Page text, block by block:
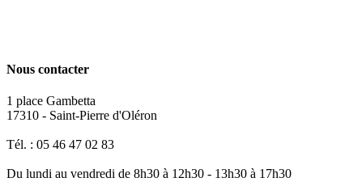
Nous contacter
1 place Gambetta
17310 - Saint-Pierre d'Oléron
Tél. : 05 46 47 02 83
Du lundi au vendredi de 8h30 à 12h30 - 13h30 à 17h30